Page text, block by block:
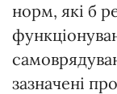
норм, які б
зазначені